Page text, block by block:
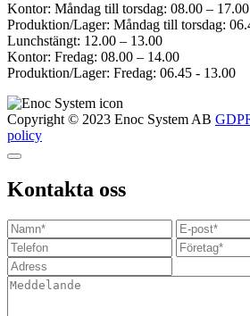
Kontor: Måndag till torsdag: 08.00 – 17.00
Produktion/Lager: Måndag till torsdag:
Lunchstängt: 12.00 – 13.00
Kontor: Fredag: 08.00 – 14.00
Produktion/Lager: Fredag: 06.45 - 13.00
Copyright © 2023 Enoc System AB
policy
Kontakta oss